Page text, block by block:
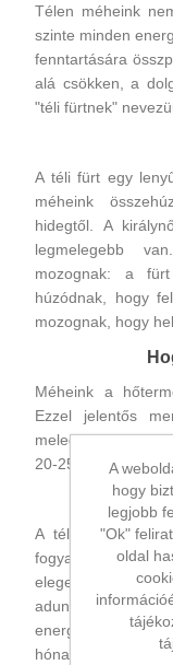
Télen méheink
szinte minden
fenntartására
alá csökken, a
"téli fürtnek"
A téli fürt egy
méheink
hidegtől. A
legmelegebb
mozognak: a
húzódnak, hogy
mozognak, hogy
Méheink a
Ezzel jelentős
melegen tartja a
20-25 °C körül
A téli időszakban
fogyasztják. Mi,
elegendő méz
adunk nekik, ha a
energiatartalma
hónapokra.
A
hogy
legjobb
"Ok"
oldal